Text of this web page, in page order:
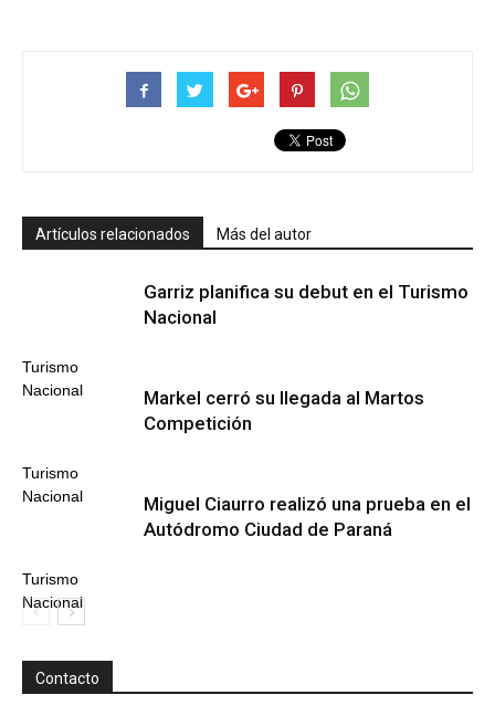
Artículos relacionados Más del autor
Turismo
Nacional
Garriz planifica su debut en el Turismo
Nacional
Turismo
Nacional
Markel cerró su llegada al Martos
Competición
Turismo
Nacional
Miguel Ciaurro realizó una prueba en el
Autódromo Ciudad de Paraná
Contacto